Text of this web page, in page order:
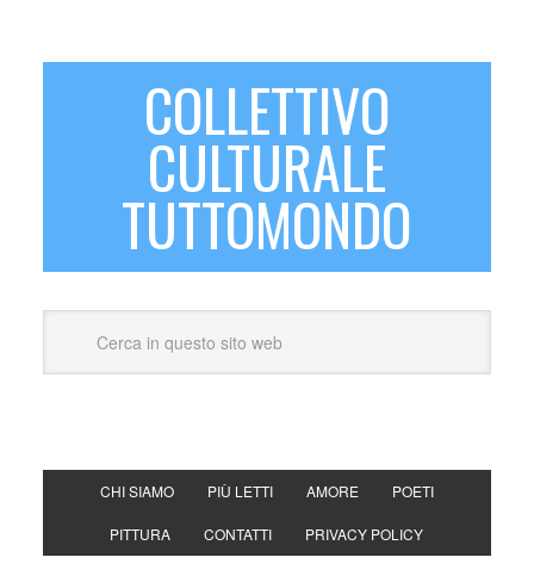
COLLETTIVO
CULTURALE
TUTTOMONDO
CHI SIAMO PIÙ LETTI AMORE POETI
PITTURA CONTATTI PRIVACY POLICY